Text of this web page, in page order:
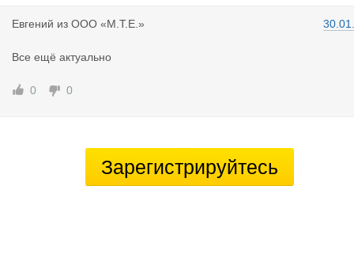
Евгений из ООО «М.Т.Е.»
Все ещё актуально
0 0
Зарегистрируйтесь